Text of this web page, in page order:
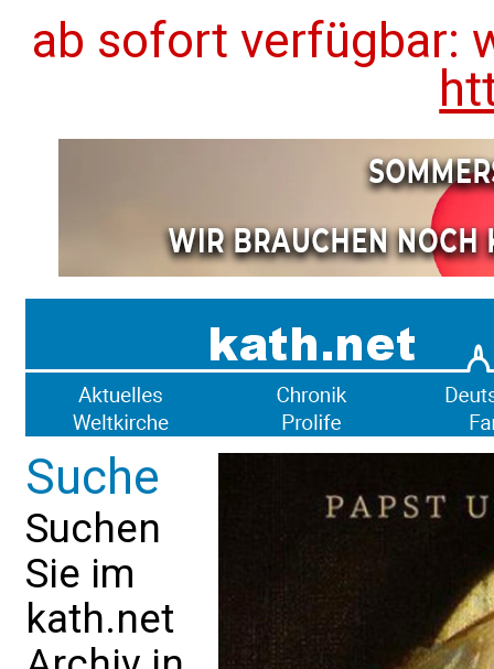
ab sofort verfügbar:
Suche
Suchen
Sie im
kath.net